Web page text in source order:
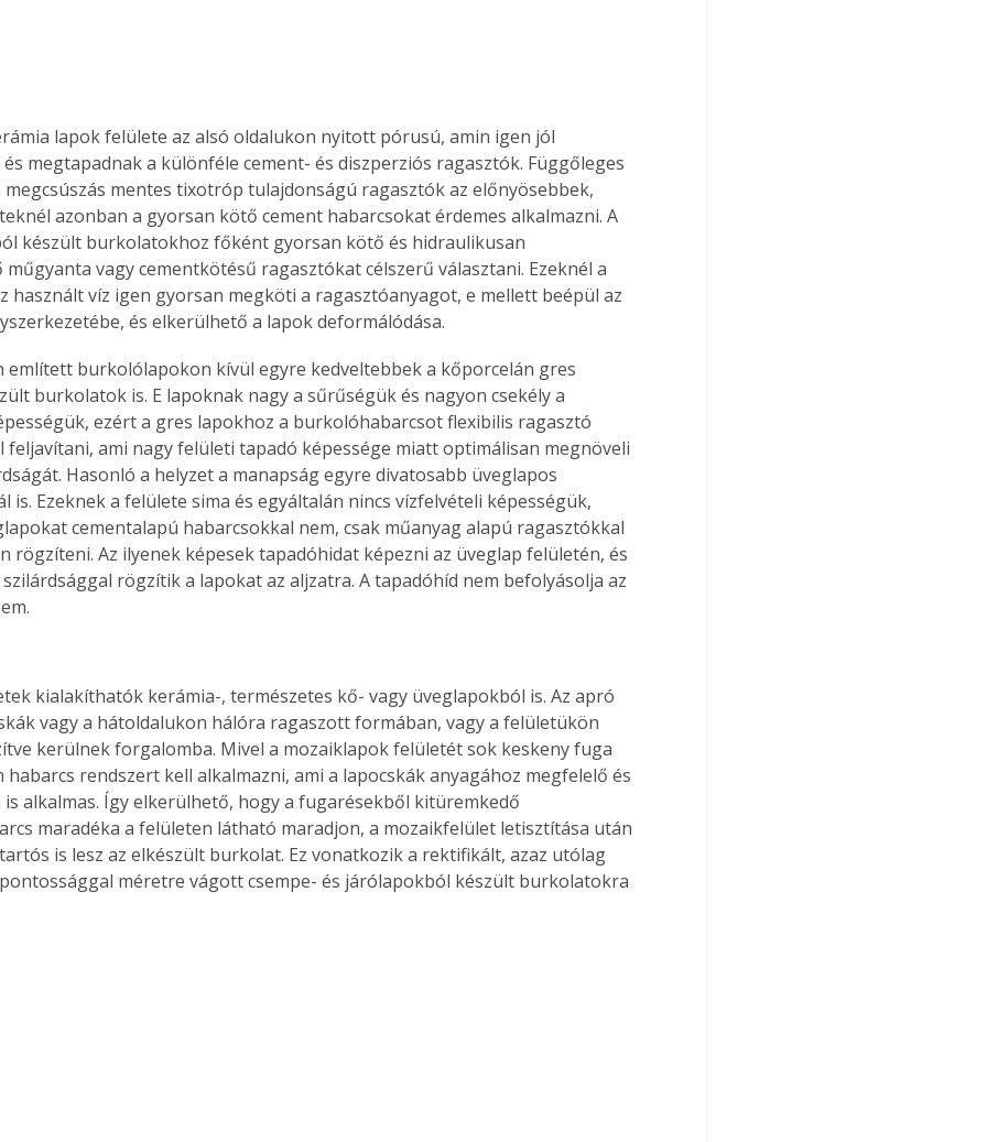
Bárhol,
élve
az
A
lapok felülete az alsó oldalukon nyitott pórusú, amin igen jól
megtapadnak a különféle cement- és diszperziós ragasztók. Függőleges
mentes tixotróp tulajdonságú ragasztók az előnyösebbek,
azonban a gyorsan kötő cement habarcsokat érdemes alkalmazni. A
készült burkolatokhoz főként gyorsan kötő és hidraulikusan
műgyanta vagy cementkötésű ragasztókat célszerű választani. Ezeknél a
használt víz igen gyorsan megköti a ragasztóanyagot, e mellett beépül az
és elkerülhető a lapok deformálódása.
említett burkolólapokon kívül egyre kedveltebbek a kőporcelán gres
burkolatok is. E lapoknak nagy a sűrűségük és nagyon csekély a
ezért a gres lapokhoz a burkolóhabarcsot flexibilis ragasztó
feljavítani, ami nagy felületi tapadó képessége miatt optimálisan megnöveli
Hasonló a helyzet a manapság egyre divatosabb üveglapos
is. Ezeknek a felülete sima és egyáltalán nincs vízfelvételi képességük,
cementalapú habarcsokkal nem, csak műanyag alapú ragasztókkal
rögzíteni. Az ilyenek képesek tapadóhidat képezni az üveglap felületén, és
rögzítik a lapokat az aljzatra. A tapadóhíd nem befolyásolja az
kialakíthatók kerámia-, természetes kő- vagy üveglapokból is. Az apró
vagy a hátoldalukon hálóra ragaszott formában, vagy a felületükön
kerülnek forgalomba. Mivel a mozaiklapok felületét sok keskeny fuga
habarcs rendszert kell alkalmazni, ami a lapocskák anyagához megfelelő és
is alkalmas. Így elkerülhető, hogy a fugarésekből kitüremkedő
maradéka a felületen látható maradjon, a mozaikfelület letisztítása után
is lesz az elkészült burkolat. Ez vonatkozik a rektifikált, azaz utólag
pontossággal méretre vágott csempe- és járólapokból készült burkolatokra